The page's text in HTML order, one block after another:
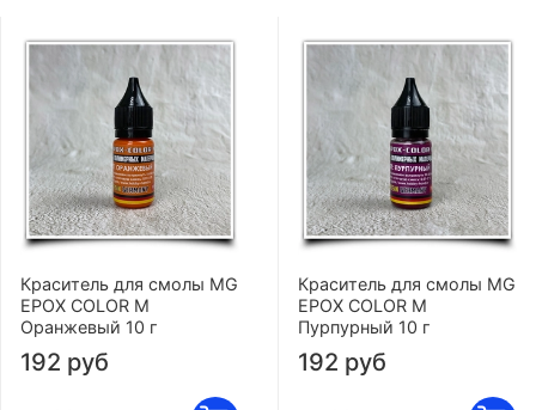
Краситель для смолы MG
EPOX COLOR M
Оранжевый 10 г
192 руб
Краситель для смолы MG
EPOX COLOR M
Пурпурный 10 г
192 руб